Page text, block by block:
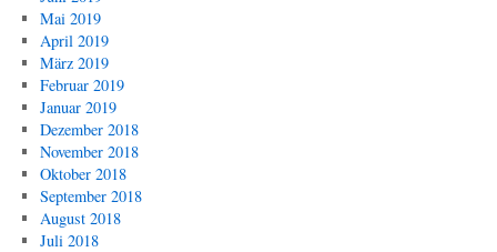
Mai 2019
April 2019
März 2019
Februar 2019
Januar 2019
Dezember 2018
November 2018
Oktober 2018
September 2018
August 2018
Juli 2018